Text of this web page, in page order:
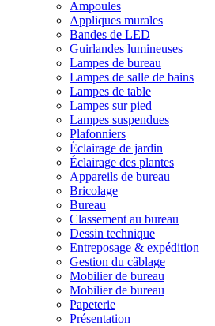
Ampoules
Appliques murales
Bandes de LED
Guirlandes lumineuses
Lampes de bureau
Lampes de salle de bains
Lampes de table
Lampes sur pied
Lampes suspendues
Plafonniers
Éclairage de jardin
Éclairage des plantes
Appareils de bureau
Bricolage
Bureau
Classement au bureau
Dessin technique
Entreposage & expédition
Gestion du câblage
Mobilier de bureau
Mobilier de bureau
Papeterie
Présentation